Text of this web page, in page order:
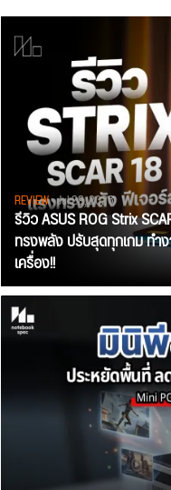
REVIEW• Jul 28, 2026
รีวิว ASUS ROG Strix
ทรงพลัง ปรับสุดทุกเกม ทำ
เครื่อง!!